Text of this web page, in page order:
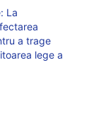
La
a trage
lege a